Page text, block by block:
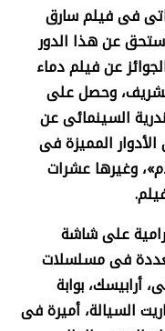
فى فيلم سارق
عن هذا الدور
عن فيلم دماء
وحصل على
السينمائى عن
المميزة فى
وغيرها عشرات
.
على شاشة
فى مسلسلات
أرابيسك، بوابة
السيالة، أميرة فى